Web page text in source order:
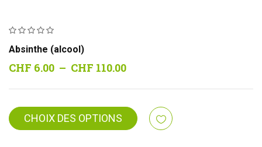
Absinthe (alcool)
CHF 6.00 – CHF 110.00Plage
CHF 6.00
CHOIX DES OPTIONS